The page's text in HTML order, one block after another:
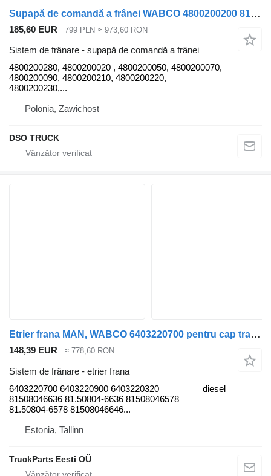
Supapă de comandă a frânei WABCO 4800200200 8152130 6304 4800200280 pentru cap tractor MAN TGX/ TGL/ TGM
185,60 EUR 799 PLN ≈ 973,60 RON
Sistem de frânare - supapă de comandă a frânei
4800200280, 4800200020 , 4800200050, 4800200070,
4800200090, 4800200210, 4800200220,
4800200230,...
Polonia, Zawichost
DSO TRUCK
Etrier frana MAN, WABCO 6403220700 pentru cap tractor MAN TGL, TGM, TGS, TGX (2005-2021)
148,39 EUR ≈ 778,60 RON
Sistem de frânare - etrier frana
6403220700 6403220900 6403220320
81508046636 81.50804-6636 81508046578
81.50804-6578 81508046646...
diesel
Estonia, Tallinn
TruckParts Eesti OÜ